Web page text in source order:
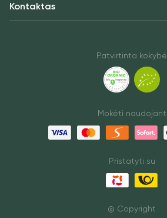
Kontaktas
Patvirtinta kokybė
Mokėti naudojant
Pristatyti su
@ Copyright